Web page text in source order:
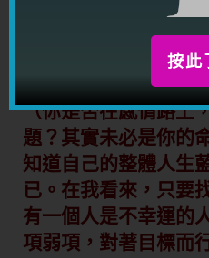
希望你能夠幫助分享
按文章開始的「讚好
和你朋友的運氣。）
（你是否在感情路上
題？其實未必是你的
知道自己的整體人生
已。在我看來，只要
有一個人是不幸運的
項弱項，對著目標而
按此